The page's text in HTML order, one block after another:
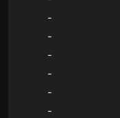
-
-
-
-
-
-